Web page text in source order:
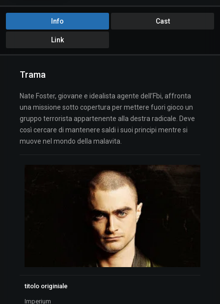
Info Cast
Link
Trama
Nate Foster, giovane e idealista agente dell’Fbi, affronta
una missione sotto copertura per mettere fuori gioco un
gruppo terrorista appartenente alla destra radicale. Deve
così cercare di mantenere saldi i suoi principi mentre si
muove nel mondo della malavita.
titolo originiale
Imperium